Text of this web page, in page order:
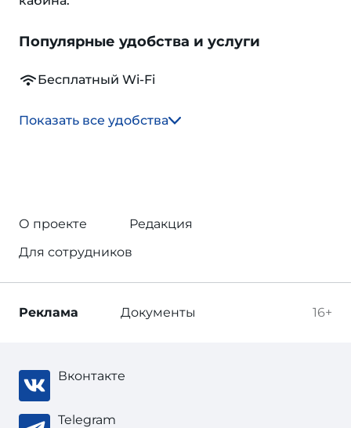
Популярные удобства и услуги
Бесплатный Wi-Fi
Показать все удобства
О проекте
Редакция
Для сотрудников
16+
Реклама Документы
Вконтакте
Telegram